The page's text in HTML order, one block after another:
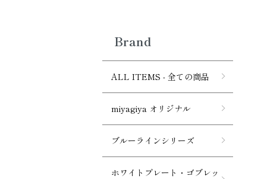
Brand
ALL ITEMS - 全ての商品
miyagiya オリジナル
ブルーラインシリーズ
ホワイトプレート・ゴブレッ